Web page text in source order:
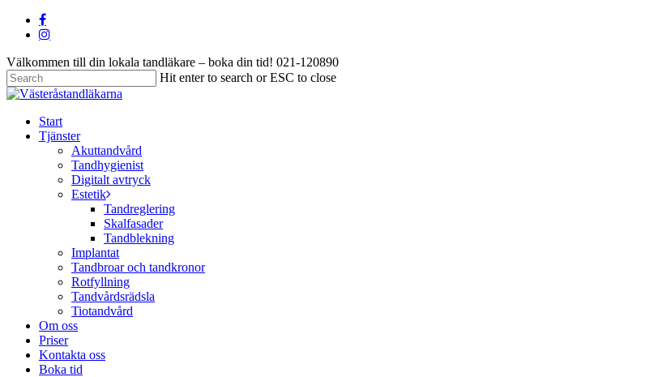
Skip
content
facebook
instagram
Välkommen till din lokala tandläkare – boka din tid! 021-120890
Hit enter to search or ESC to close
Close
search
Menu
Start
Tjänster
Akuttandvård
Tandhygienist
Digitalt avtryck
Estetik
Tandreglering
Skalfasader
Tandblekning
Implantat
Tandbroar och tandkronor
Rotfyllning
Tandvårdsrädsla
Tiotandvård
Om oss
Priser
Kontakta oss
Boka tid